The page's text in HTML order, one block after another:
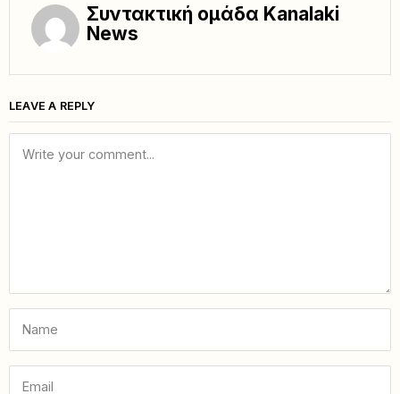
Συντακτική ομάδα Kanalaki
News
LEAVE A REPLY